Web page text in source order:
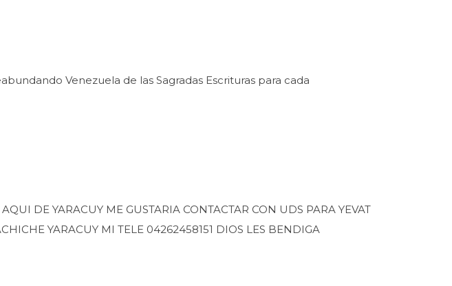
Venezuela de las Sagradas Escrituras para cada
DE YARACUY ME GUSTARIA CONTACTAR CON UDS PARA YEVAT
YARACUY MI TELE 04262458151 DIOS LES BENDIGA